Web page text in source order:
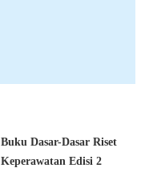
Buku Dasar-Dasar Riset
Keperawatan Edisi 2